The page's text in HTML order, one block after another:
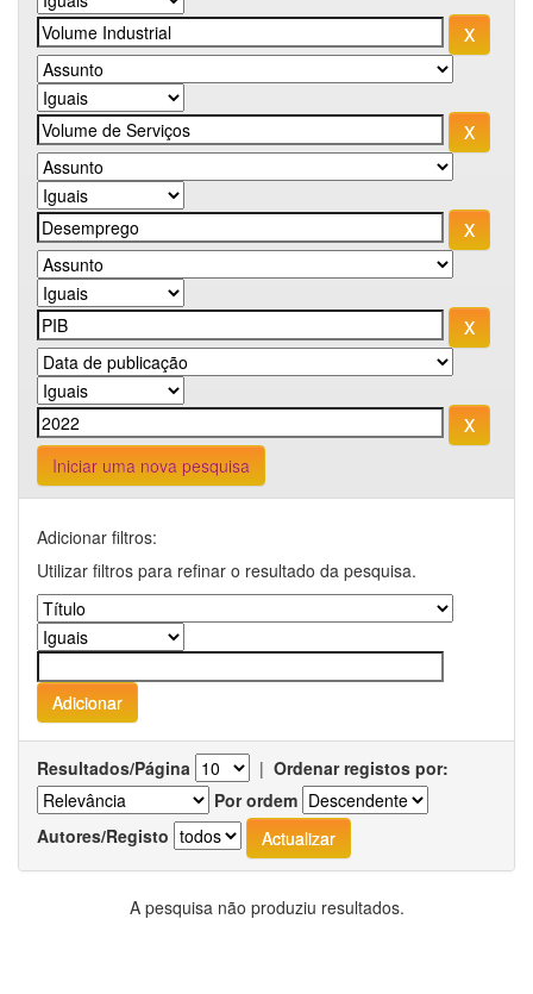
Iniciar uma nova pesquisa
Adicionar filtros:
Utilizar filtros para refinar o resultado da pesquisa.
Resultados/Página | Ordenar registos por:
Por ordem
Autores/Registo
A pesquisa não produziu resultados.